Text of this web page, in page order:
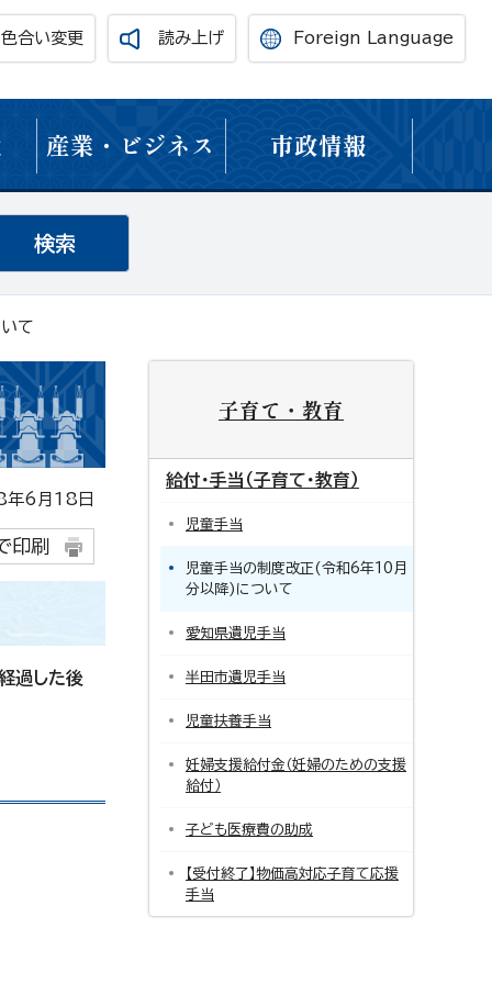
色合い変更 読み上げ Foreign Language
産業・ビジネス 市政情報
て
6月18日
印刷
過した後
子育て・教育
給付・手当（子育て・教育）
児童手当
児童手当の制度改正(令和6年10月
分以降)について
愛知県遺児手当
半田市遺児手当
児童扶養手当
妊婦支援給付金（妊婦のための支援
給付）
子ども医療費の助成
【受付終了】物価高対応子育て応援
手当